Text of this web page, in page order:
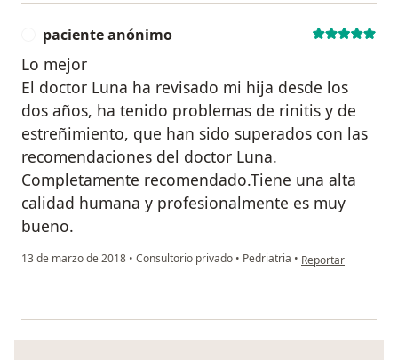
paciente anónimo
Lo mejor
El doctor Luna ha revisado mi hija desde los
dos años, ha tenido problemas de rinitis y de
estreñimiento, que han sido superados con las
recomendaciones del doctor Luna.
Completamente recomendado.Tiene una alta
calidad humana y profesionalmente es muy
bueno.
13 de marzo de 2018 • Consultorio privado • Pedriatria • en opinión del
Reportar